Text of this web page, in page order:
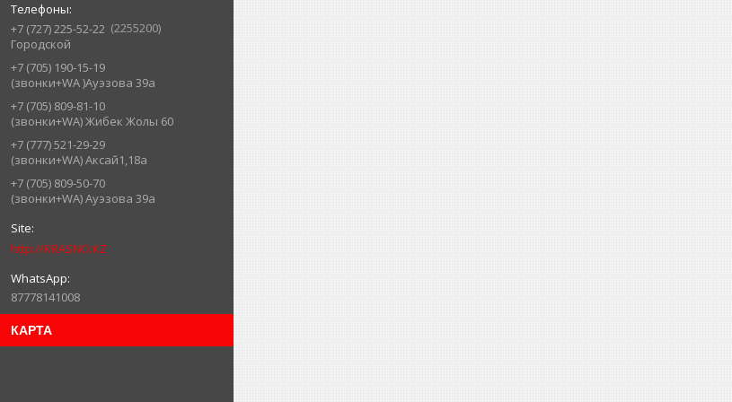
+7 (727) 225-52-22 2255200
Городской
+7 (705) 190-15-19
(звонки+WA )Ауэзова 39а
+7 (705) 809-81-10
(звонки+WA) Жибек Жолы 60
+7 (777) 521-29-29
(звонки+WA) Аксай1,18а
+7 (705) 809-50-70
(звонки+WA) Ауэзова 39а
http://KRASNO.KZ
87778141008
КАРТА